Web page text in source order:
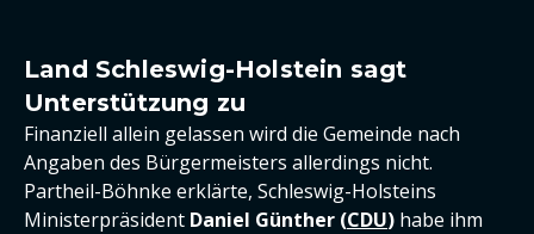
Land Schleswig-Holstein sagt
Unterstützung zu
Finanziell allein gelassen wird die Gemeinde nach
Angaben des Bürgermeisters allerdings nicht.
Partheil-Böhnke erklärte, Schleswig-Holsteins
Ministerpräsident Daniel Günther (CDU) habe ihm